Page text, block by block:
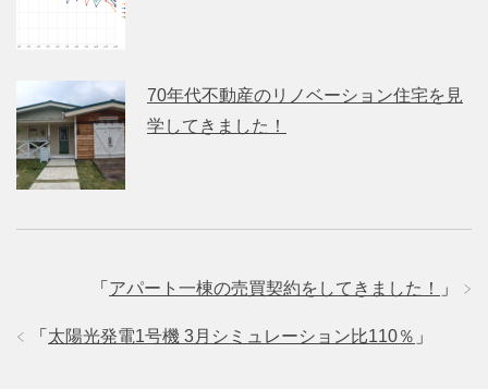
70年代不動産のリノベーション住宅を見
学してきました！
「 アパート一棟の売買契約をしてきました！ 」
「 太陽光発電1号機 3月シミュレーション比110％ 」